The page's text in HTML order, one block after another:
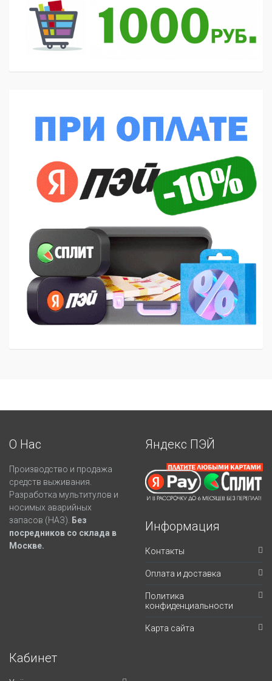
О Нас
Производство и продажа
средств выживания.
Разработка мультитулов и
носимых аварийных
запасов (НАЗ).
Без
посредников со склада в
Москве.
Яндекс ПЭЙ
Информация
Контакты
Оплата и доставка
Политика
конфиденциальности
Карта сайта
Кабинет